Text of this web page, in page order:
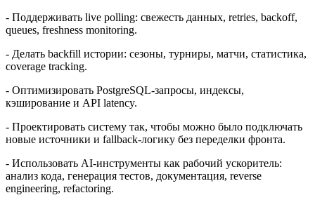
- Поддерживать live polling: свежесть данных, retries, backoff,
queues, freshness monitoring.
- Делать backfill истории: сезоны, турниры, матчи, статистика,
coverage tracking.
- Оптимизировать PostgreSQL-запросы, индексы,
кэширование и API latency.
- Проектировать систему так, чтобы можно было подключать
новые источники и fallback-логику без переделки фронта.
- Использовать AI-инструменты как рабочий ускоритель:
анализ кода, генерация тестов, документация, reverse
engineering, refactoring.